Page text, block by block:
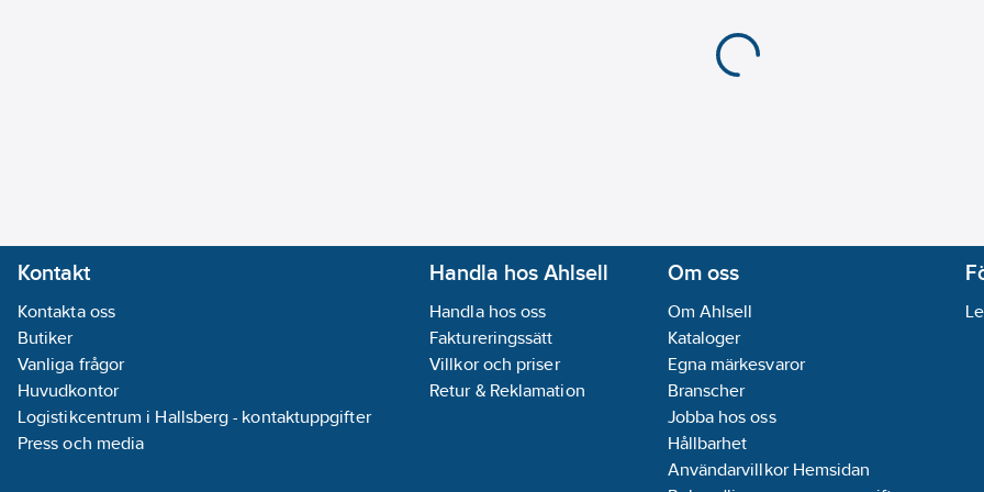
Kontakt
Kontakta oss
Butiker
Vanliga frågor
Huvudkontor
Logistikcentrum i Hallsberg - kontaktuppgifter
Press och media
Handla hos Ahlsell
Handla hos oss
Faktureringssätt
Villkor och priser
Retur & Reklamation
Om oss
Om Ahlsell
Kataloger
Egna märkesvaror
Branscher
Jobba hos oss
Hållbarhet
Användarvillkor Hemsidan